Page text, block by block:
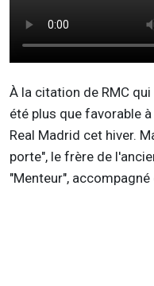
À la citation de RMC
été plus que favorable
Real Madrid cet hiver.
porte", le frère de
"Menteur",